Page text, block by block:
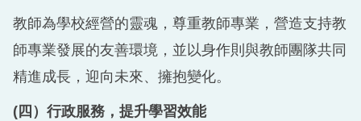
教師為學校經營的靈魂，尊重教師專業，營造支持教
師專業發展的友善環境，並以身作則與教師團隊共同
精進成長，迎向未來、擁抱變化。
( 四）行政服務，提升學習效能